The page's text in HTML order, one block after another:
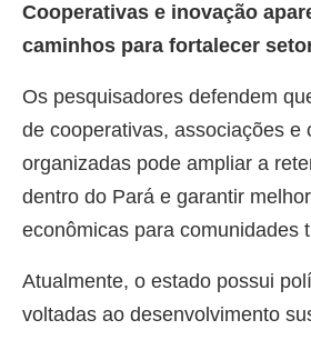
Cooperativas e inovação
caminhos para fortalecer
Os pesquisadores defendem
de cooperativas, associações e
organizadas pode ampliar a
dentro do Pará e garantir
econômicas para comunidades
Atualmente, o estado possui
voltadas ao desenvolvimento